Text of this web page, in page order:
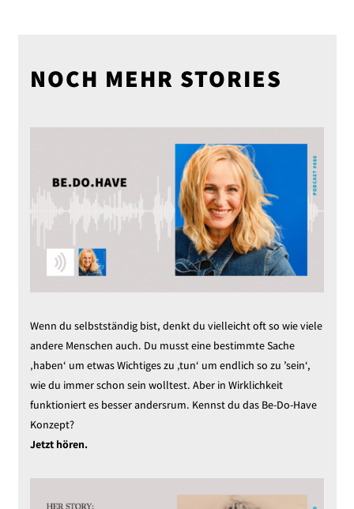
NOCH MEHR STORIES
Wenn du selbstständig bist, denkt du vielleicht oft so wie viele
andere Menschen auch. Du musst eine bestimmte Sache
‚haben‘ um etwas Wichtiges zu ‚tun‘ um endlich so zu ’sein‘,
wie du immer schon sein wolltest. Aber in Wirklichkeit
funktioniert es besser andersrum. Kennst du das Be-Do-Have
Konzept?
Jetzt hören.